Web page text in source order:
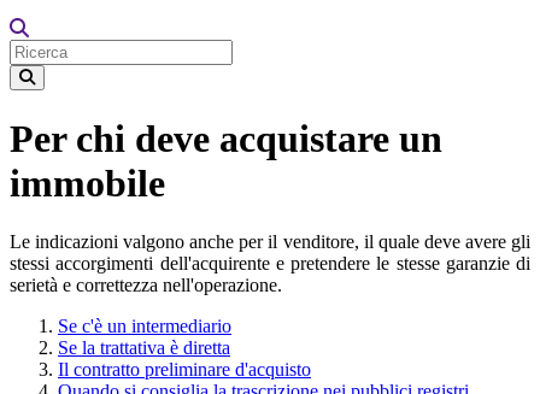
Per chi deve acquistare un
immobile
Le indicazioni valgono anche per il venditore, il quale deve avere gli
stessi accorgimenti dell'acquirente e pretendere le stesse garanzie di
serietà e correttezza nell'operazione.
Se c'è un intermediario
Se la trattativa è diretta
Il contratto preliminare d'acquisto